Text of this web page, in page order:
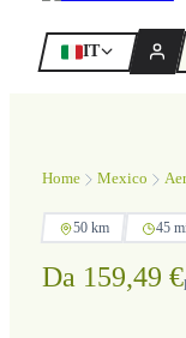
IT
Home Mexico
50 km 45
Da 159,49 €